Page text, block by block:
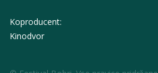
Koproducent:
Kinodvor